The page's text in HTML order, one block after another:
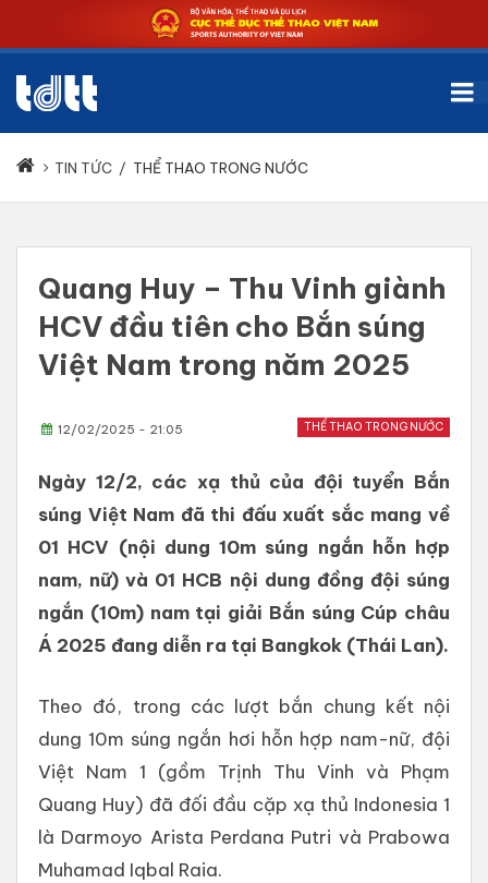
TIN TỨC / THỂ THAO TRONG NƯỚC
Quang Huy – Thu Vinh giành
HCV đầu tiên cho Bắn súng
Việt Nam trong năm 2025
THỂ THAO TRONG NƯỚC
12/02/2025 - 21:05
Ngày 12/2, các xạ thủ của đội tuyển Bắn
súng Việt Nam đã thi đấu xuất sắc mang về
01 HCV (nội dung 10m súng ngắn hỗn hợp
nam, nữ) và 01 HCB nội dung đồng đội súng
ngắn (10m) nam tại giải Bắn súng Cúp châu
Á 2025 đang diễn ra tại Bangkok (Thái Lan).
Theo đó, trong các lượt bắn chung kết nội
dung 10m súng ngắn hơi hỗn hợp nam-nữ, đội
Việt Nam 1 (gồm Trịnh Thu Vinh và Phạm
Quang Huy) đã đối đầu cặp xạ thủ Indonesia 1
là Darmoyo Arista Perdana Putri và Prabowa
Muhamad Iqbal Raia.